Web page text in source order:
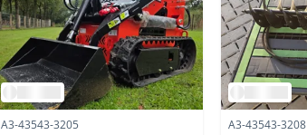
A3-43543-3205 A3-43543-3208